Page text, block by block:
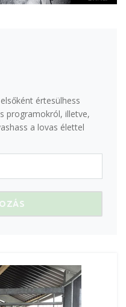
értesülhess
programokról, illetve,
a lovas élettel